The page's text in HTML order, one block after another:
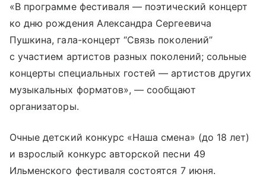
«В программе фестиваля — поэтический концерт
ко дню рождения Александра Сергеевича
Пушкина, гала-концерт “Связь поколений”
с участием артистов разных поколений; сольные
концерты специальных гостей — артистов других
музыкальных форматов», — сообщают
организаторы.
Очные детский конкурс «Наша смена» (до 18 лет)
и взрослый конкурс авторской песни 49
Ильменского фестиваля состоятся 7 июня.